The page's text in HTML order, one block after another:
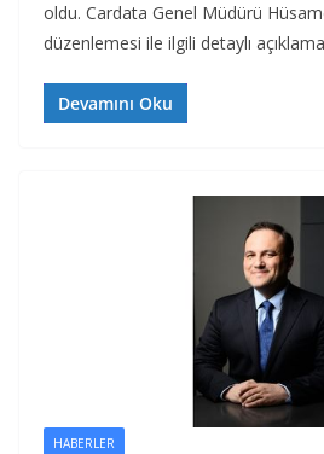
oldu. Cardata Genel Müdürü
düzenlemesi ile ilgili detaylı
Devamını Oku
HABERLER